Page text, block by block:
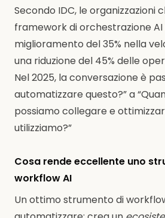
Secondo IDC, le organizzazioni
framework di orchestrazione
miglioramento del 35% nella
una riduzione del 45% delle
Nel 2025, la conversazione è
automatizzare questo?” a
possiamo collegare e
utilizziamo?”
Cosa rende eccellente uno
workflow AI
Un ottimo strumento di